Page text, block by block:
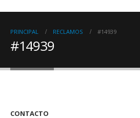
PRINCIPAL RECLAMOS #14939
#14939
CONTACTO